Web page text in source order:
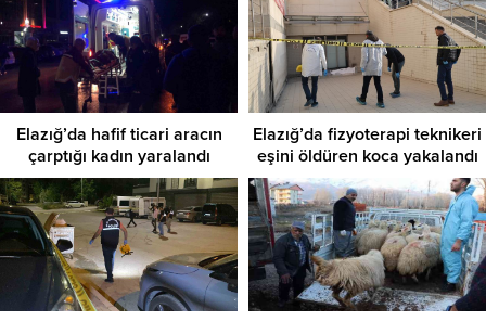
Elazığ’da hafif ticari aracın
çarptığı kadın yaralandı
Elazığ’da fizyoterapi teknikeri
eşini öldüren koca yakalandı